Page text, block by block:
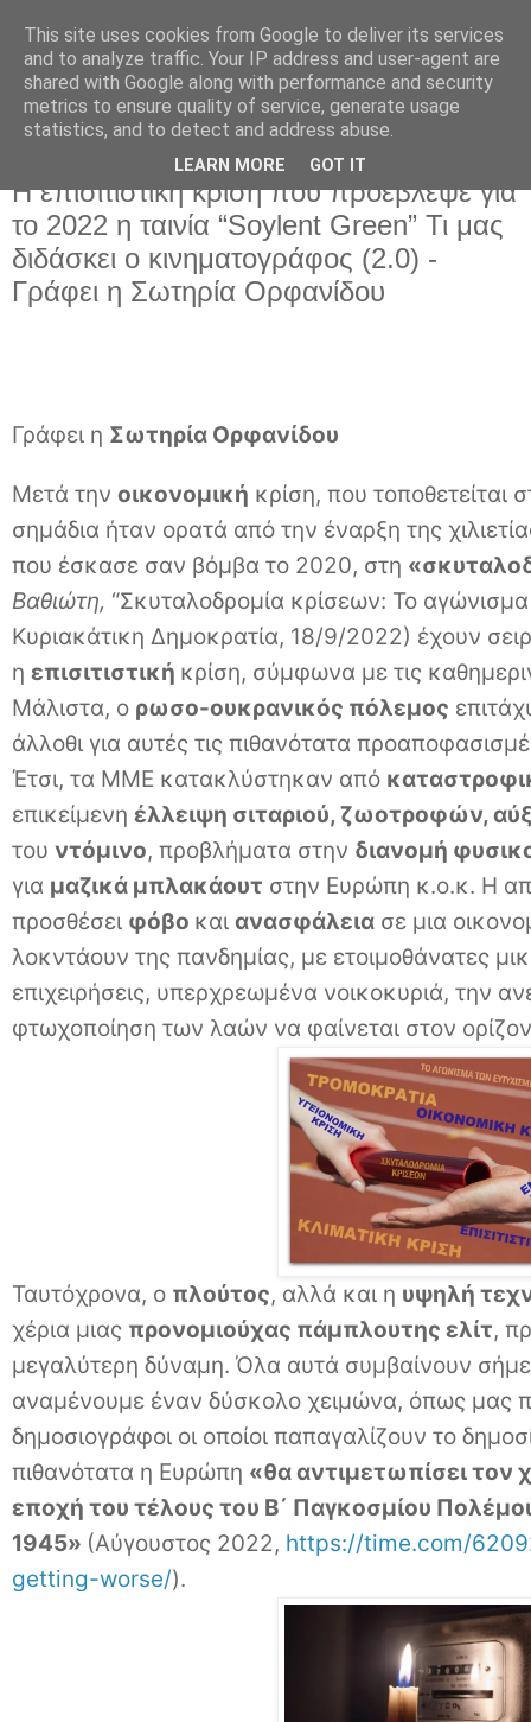
Κυριακή 24 Σεπτεμβρίου 2023
Η επισιτιστική κρίση που προέβλεψε για
το 2022 η ταινία “Soylent Green” Τι μας
διδάσκει ο κινηματογράφος (2.0) -
Γράφει η Σωτηρία Ορφανίδου
Γράφει η Σωτηρία Ορφανίδου
Μετά την οικονομική κρίση, που τοποθετείται
σημάδια ήταν ορατά από την έναρξη της
που έσκασε σαν βόμβα το 2020, στη
Βαθιώτη, “Σκυταλοδρομία κρίσεων: Το
Κυριακάτικη Δημοκρατία, 18/9/2022) έχουν
η επισιτιστική κρίση, σύμφωνα με τις
Μάλιστα, ο ρωσο-ουκρανικός πόλεμος
άλλοθι για αυτές τις πιθανότατα
Έτσι, τα ΜΜΕ κατακλύστηκαν από
επικείμενη έλλειψη σιταριού, ζωοτροφών,
του ντόμινο, προβλήματα στην διανομή
για μαζικά μπλακάουτ στην Ευρώπη κ.ο.κ. Η
προσθέσει φόβο και ανασφάλεια σε μια
λοκντάουν της πανδημίας, με ετοιμοθάνατες
επιχειρήσεις, υπερχρεωμένα νοικοκυριά, την
φτωχοποίηση των λαών να φαίνεται στον
Ταυτόχρονα, ο πλούτος, αλλά και η υψηλή
χέρια μιας προνομιούχας πάμπλουτης ελίτ,
μεγαλύτερη δύναμη. Όλα αυτά συμβαίνουν
αναμένουμε έναν δύσκολο χειμώνα, όπως μας
δημοσιογράφοι οι οποίοι παπαγαλίζουν το
πιθανότατα η Ευρώπη «θα αντιμετωπίσει τον
εποχή του τέλους του Β΄ Παγκοσμίου
1945» (Αύγουστος 2022, https://time.com/
getting-worse/).
This site uses cookies from Google to deliver its services
and to analyze traffic. Your IP address and user-agent are
shared with Google along with performance and security
metrics to ensure quality of service, generate usage
statistics, and to detect and address abuse.
LEARN MORE GOT IT